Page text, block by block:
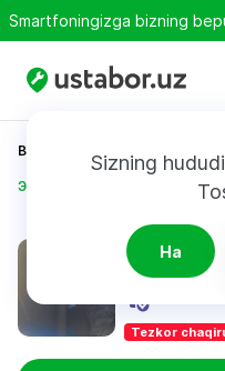
Sizning
Ha
Bosh sahifa
Tezkor